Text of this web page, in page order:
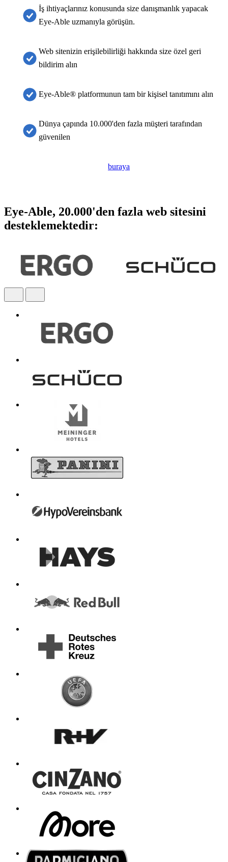
İş ihtiyaçlarınız konusunda size danışmanlık yapacak
Eye-Able uzmanıyla görüşün.
Web sitenizin erişilebilirliği hakkında size özel geri
bildirim alın
Eye-Able® platformunun tam bir kişisel tanıtımını alın
Dünya çapında 10.000'den fazla müşteri tarafından
güvenilen
buraya
Eye-Able, 20.000'den fazla web sitesini
desteklemektedir: